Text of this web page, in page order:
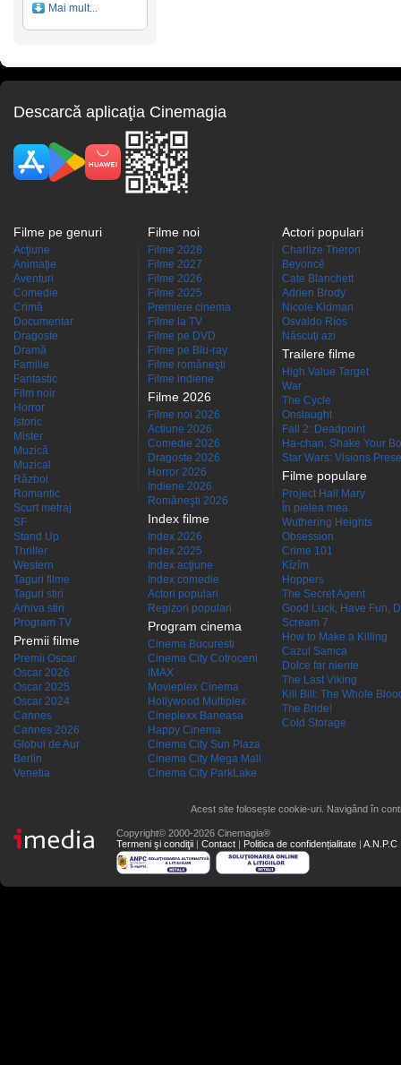
Mai mult...
Descarcă aplicaţia Cinemagia
Filme pe genuri
Acţiune
Animaţie
Aventuri
Comedie
Crimă
Documentar
Dragoste
Dramă
Familie
Fantastic
Film noir
Horror
Istoric
Mister
Muzică
Muzical
Război
Romantic
Scurt metraj
SF
Stand Up
Thriller
Western
Taguri filme
Taguri stiri
Arhiva stiri
Program TV
Premii filme
Premii Oscar
Oscar 2026
Oscar 2025
Oscar 2024
Cannes
Cannes 2026
Globul de Aur
Berlin
Venetia
Filme noi
Filme 2028
Filme 2027
Filme 2026
Filme 2025
Premiere cinema
Filme la TV
Filme pe DVD
Filme pe Blu-ray
Filme româneşti
Filme indiene
Filme 2026
Filme noi 2026
Actiune 2026
Comedie 2026
Dragoste 2026
Horror 2026
Indiene 2026
Româneşti 2026
Index filme
Index 2026
Index 2025
Index acţiune
Index comedie
Actori populari
Regizori populari
Program cinema
Cinema Bucuresti
Cinema City Cotroceni
IMAX
Movieplex Cinema
Hollywood Multiplex
Cineplexx Baneasa
Happy Cinema
Cinema City Sun Plaza
Cinema City Mega Mall
Cinema City ParkLake
Actori populari
Charlize Theron
Beyoncé
Cate Blanchett
Adrien Brody
Nicole Kidman
Osvaldo Ríos
Născuţi azi
Trailere filme
High Value Target
War
The Cycle
Onslaught
Fall 2: Deadpoint
Ha-chan, Shake Your
Star Wars: Visions
Filme populare
Project Hail Mary
În pielea mea
Wuthering Heights
Obsession
Crime 101
Kîzîm
Hoppers
The Secret Agent
Good Luck, Have Fun,
Scream 7
How to Make a Killing
Cazul Samca
Dolce far niente
The Last Viking
Kill Bill: The Whole
The Bride!
Cold Storage
Acest site folosește cookie-uri. Navigând în
Copyright© 2000-2026 Cinemagia®
Termeni şi condiţii | Contact | Politica de confidențialitate | A.N.P.C